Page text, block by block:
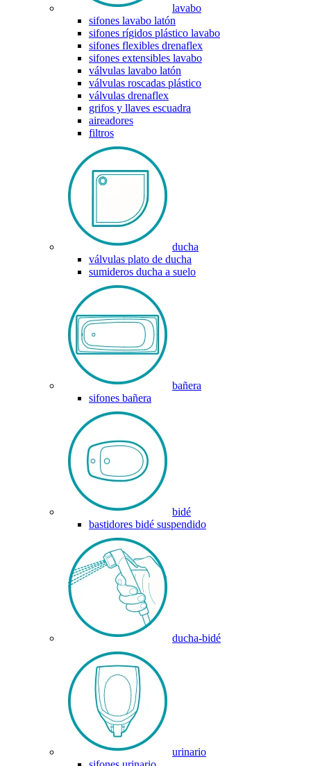
lavabo
sifones lavabo latón
sifones rígidos plástico lavabo
sifones flexibles drenaflex
sifones extensibles lavabo
válvulas lavabo latón
válvulas roscadas plástico
válvulas drenaflex
grifos y llaves escuadra
aireadores
filtros
ducha
válvulas plato de ducha
sumideros ducha a suelo
bañera
sifones bañera
bidé
bastidores bidé suspendido
ducha-bidé
urinario